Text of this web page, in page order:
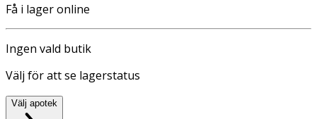
Få i lager online
Ingen vald butik
Välj för att se lagerstatus
Välj apotek